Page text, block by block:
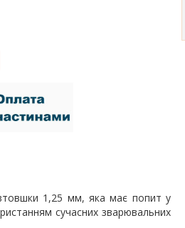
1,25 мм, яка має попит у
сучасних зварювальних